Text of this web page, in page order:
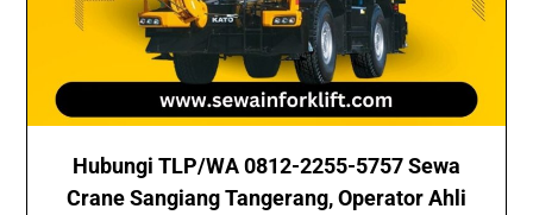
Hubungi TLP/WA 0812-2255-5757 Sewa
Crane Sangiang Tangerang, Operator Ahli